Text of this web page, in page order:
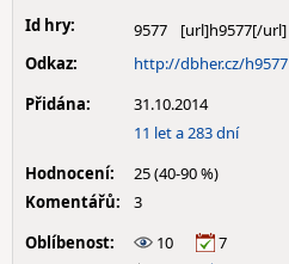
Id hry:
9577
Odkaz:
http://dbher.cz/h9577
Přidána:
31.10.2014
11 let a 283 dní
Hodnocení:
25 (40-90 %)
Komentářů:
3
Oblíbenost:
10
7